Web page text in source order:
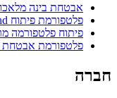
אבטחת בינה
פלטפורמת פיתוח Frontend
פיתוח פלטפורמה
פלטפורמת אבטחת
חברה